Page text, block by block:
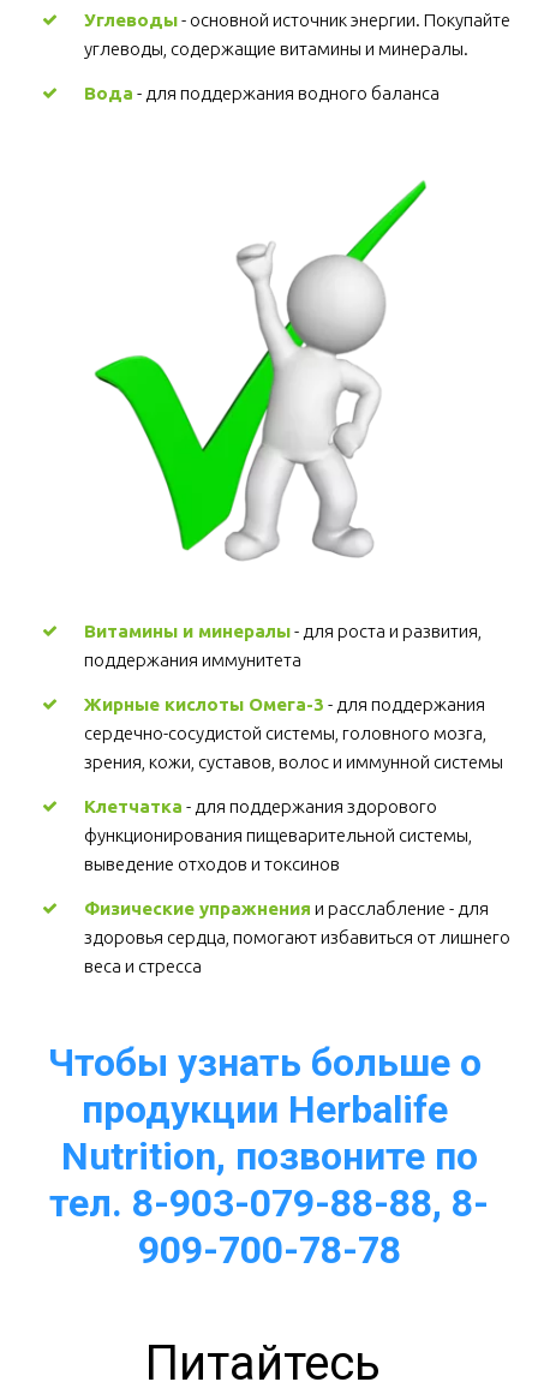
Углеводы - основной источник энергии. Покупайте
углеводы, содержащие витамины и минералы.
Вода - для поддержания водного баланса
Витамины и минералы - для роста и развития,
поддержания иммунитета
Жирные кислоты Омега-3 - для поддержания
сердечно-сосудистой системы, головного мозга,
зрения, кожи, суставов, волос и иммунной системы
Клетчатка - для поддержания здорового
функционирования пищеварительной системы,
выведение отходов и токсинов
Физические упражнения и расслабление - для
здоровья сердца, помогают избавиться от лишнего
веса и стресса
Чтобы узнать больше о
продукции Herbalife
Nutrition, позвоните по
тел. 8-903-079-88-88, 8-
909-700-78-78
Питайтесь